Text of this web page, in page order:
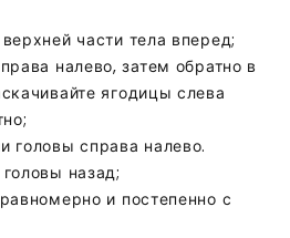
части тела вперед;
налево, затем обратно в
ягодицы слева
головы справа налево.
назад;
и постепенно с